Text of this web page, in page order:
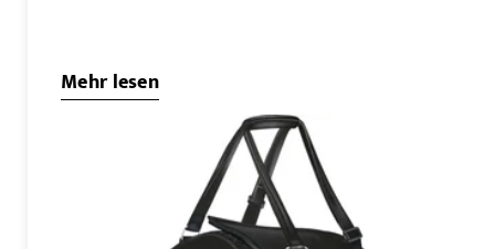
Mehr lesen